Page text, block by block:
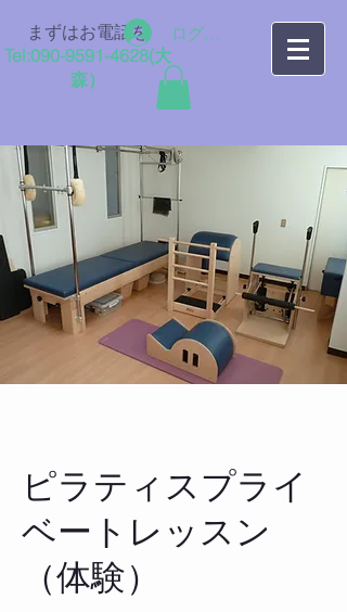
まずはお電話を
Tel:090-9591-4628​(大
森）
ログイン
ピラティスプライ
ベートレッスン
（体験）